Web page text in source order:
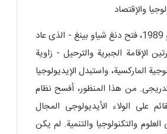
والإقتصاد
بین عامی 1979 و 1989، فتح دنغ شیاو بینغ - الذی عاد
الإقامة الجبریة والترحیل - زاویة
المارکسیة، واستبدل الإیدیولوجیا
من هذا المنظور، أفسح نظام
على الولاء الأیدیولوجی المجال
العلوم والتکنولوجیا والتنمیة. لم یکن